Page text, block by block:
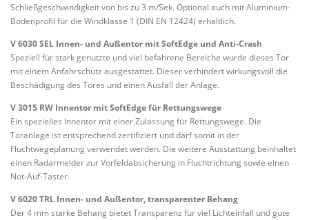
Schließgeschwindigkeit von bis zu 3 m/Sek. Optional auch mit Aluminium-
Bodenprofil für die Windklasse 1 (DIN EN 12424) erhältlich.
V 6030 SEL Innen- und Außentor mit SoftEdge und Anti-Crash
Speziell für stark genutzte und viel befahrene Bereiche wurde dieses Tor
mit einem Anfahrschutz ausgestattet. Dieser verhindert wirkungsvoll die
Beschädigung des Tores und einen Ausfall der Anlage.
V 3015 RW Innentor mit SoftEdge für Rettungswege
Ein spezielles Innentor mit einer Zulassung für Rettungswege. Die
Toranlage ist entsprechend zertifiziert und darf somit in der
Fluchtwegeplanung verwendet werden. Die weitere Ausstattung beinhaltet
einen Radarmelder zur Vorfeldabsicherung in Fluchtrichtung sowie einen
Not-Auf-Taster.
V 6020 TRL Innen- und Außentor, transparenter Behang
Der 4 mm starke Behang bietet Transparenz für viel Lichteinfall und gute